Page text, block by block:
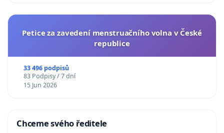
Petice za zavedení menstruačního volna v České
republice
33 496 podpisů
83 Podpisy / 7 dní
15 Jun 2026
Chceme svého ředitele